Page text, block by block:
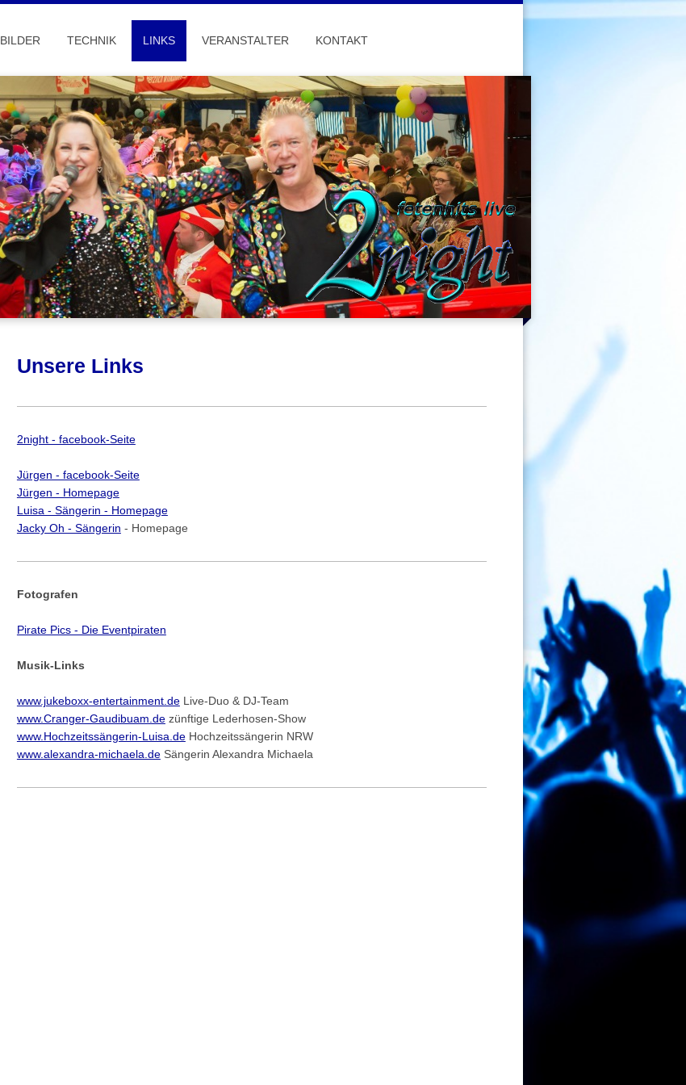
BILDER TECHNIK LINKS VERANSTALTER KONTAKT
Unsere Links
2night - facebook-Seite
Jürgen - facebook-Seite
Jürgen - Homepage
Luisa - Sängerin - Homepage
Jacky Oh - Sängerin - Homepage
Fotografen
Pirate Pics - Die Eventpiraten
Musik-Links
www.jukeboxx-entertainment.deLive-Duo & DJ-Team
www.Cranger-Gaudibuam.dezünftige Lederhosen-Show
www.Hochzeitssängerin-Luisa.deHochzeitssängerin NRW
www.alexandra-michaela.deSängerin Alexandra Michaela